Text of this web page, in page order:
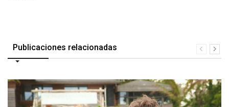
Publicaciones relacionadas